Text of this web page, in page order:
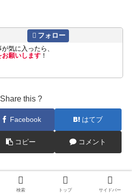
フォロー
が気に入ったら、
お願いします ！
Share this ?
Facebook はてブ
コピー コメント
をフォローする
検索 トップ サイドバー